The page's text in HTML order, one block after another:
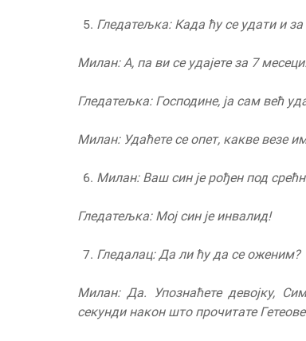
Гледатељка: Када ћу се удати и за
Милан: А, па ви се удајете за 7 месеци.
Гледатељка: Господине, ја сам већ
Милан: Удаћете се опет, какве везе
Милан: Ваш син је рођен под
Гледатељка: Мој син је инвалид!
Гледалац: Да ли ћу да се оженим?
Милан: Да. Упознаћете девојку,
секунди након што прочитате